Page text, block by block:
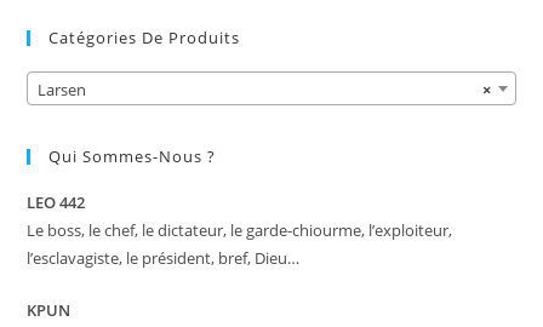
Catégories De Produits
×
Larsen
Qui Sommes-Nous ?
LEO 442
Le boss, le chef, le dictateur, le garde-chiourme, l’exploiteur,
l’esclavagiste, le président, bref, Dieu…
KPUN